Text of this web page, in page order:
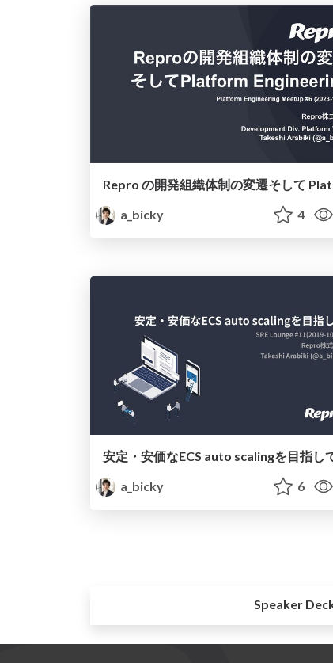
a_bicky
4
a_bicky
6
Speaker